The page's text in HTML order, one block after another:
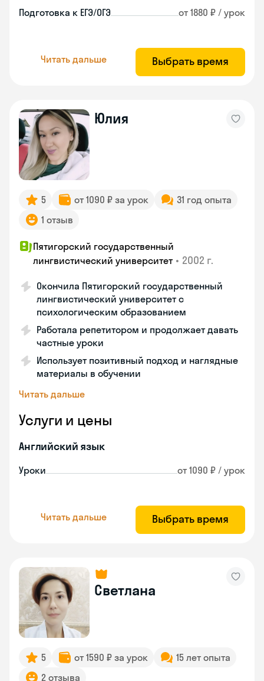
Подготовка к ЕГЭ/ОГЭ от 1880 ₽ / урок
Читать дальше Выбрать время
Юлия
5 от 1090 ₽ за урок
31 год опыта
1 отзыв
Пятигорский государственный
лингвистический университет • 2002 г.
Окончила Пятигорский государственный
лингвистический университет с
психологическим образованием
Работала репетитором и продолжает давать
частные уроки
Использует позитивный подход и наглядные
материалы в обучении
Читать дальше
Услуги и цены
Английский язык
Уроки от 1090 ₽ / урок
Читать дальше Выбрать время
Светлана
5 от 1590 ₽ за урок
15 лет опыта
2 отзыва